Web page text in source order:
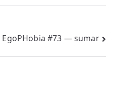
EgoPHobia #73 — sumar